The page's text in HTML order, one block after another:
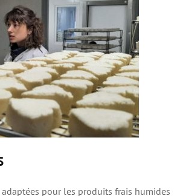
pour les produits frais humides